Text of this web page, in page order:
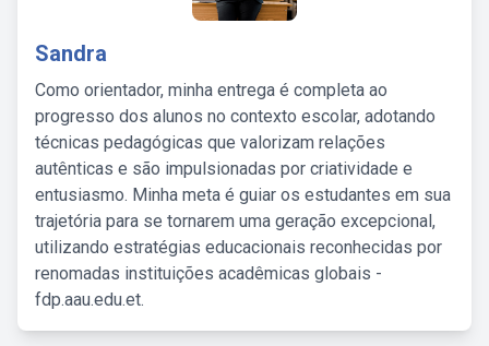
Sandra
Como orientador, minha entrega é completa ao
progresso dos alunos no contexto escolar, adotando
técnicas pedagógicas que valorizam relações
autênticas e são impulsionadas por criatividade e
entusiasmo. Minha meta é guiar os estudantes em sua
trajetória para se tornarem uma geração excepcional,
utilizando estratégias educacionais reconhecidas por
renomadas instituições acadêmicas globais -
fdp.aau.edu.et.